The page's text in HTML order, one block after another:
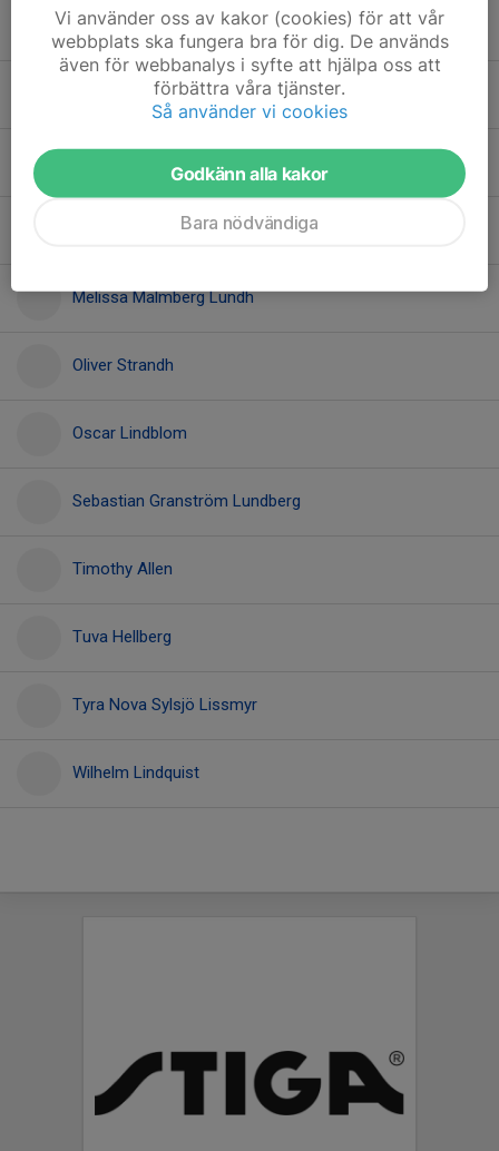
Johannes Westerberg
Justus Hollmann
Maja Ulriksson Ardehed
Melissa Malmberg Lundh
Oliver Strandh
Oscar Lindblom
Sebastian Granström Lundberg
Timothy Allen
Tuva Hellberg
Tyra Nova Sylsjö Lissmyr
Wilhelm Lindquist
Vi använder oss av kakor (cookies) för att vår
webbplats ska fungera bra för dig. De används
även för webbanalys i syfte att hjälpa oss att
förbättra våra tjänster.
Så använder vi cookies
Godkänn alla kakor
Bara nödvändiga